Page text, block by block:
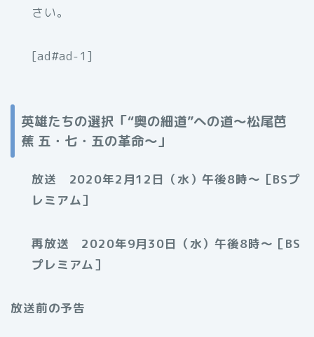
さい。
[ad#ad-1]
英雄たちの選択「“奥の細道”への道～松尾芭
蕉 五・七・五の革命～」
放送 2020年2月12日（水）午後8時～［BSプ
レミアム］
再放送 2020年9月30日（水）午後8時～［BS
プレミアム］
放送前の予告